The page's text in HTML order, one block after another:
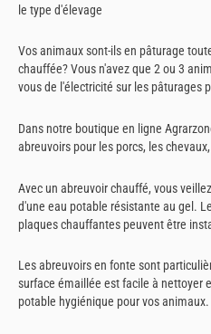
le type d'élevage
Vos animaux sont-ils en pâturage
chauffée? Vous n'avez que 2 ou 3
vous de l'électricité sur les pâturages
Dans notre boutique en ligne
abreuvoirs pour les porcs, les
Avec un abreuvoir chauffé, vous
d'une eau potable résistante au gel.
plaques chauffantes peuvent être
Les abreuvoirs en fonte sont
surface émaillée est facile à nettoyer
potable hygiénique pour vos animaux.